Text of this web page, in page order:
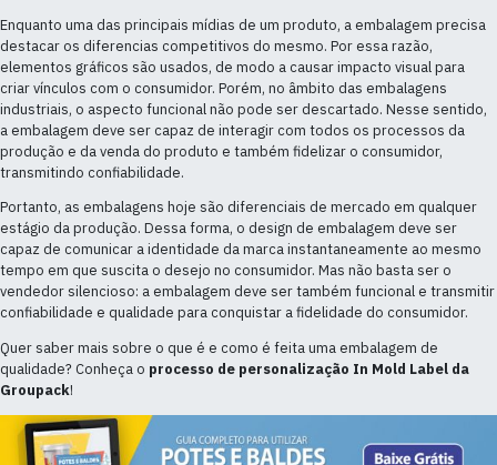
Enquanto uma das principais mídias de um produto, a embalagem precisa
destacar os diferencias competitivos do mesmo. Por essa razão,
elementos gráficos são usados, de modo a causar impacto visual para
criar vínculos com o consumidor. Porém, no âmbito das embalagens
industriais, o aspecto funcional não pode ser descartado. Nesse sentido,
a embalagem deve ser capaz de interagir com todos os processos da
produção e da venda do produto e também fidelizar o consumidor,
transmitindo confiabilidade.
Portanto, as embalagens hoje são diferenciais de mercado em qualquer
estágio da produção. Dessa forma, o design de embalagem deve ser
capaz de comunicar a identidade da marca instantaneamente ao mesmo
tempo em que suscita o desejo no consumidor. Mas não basta ser o
vendedor silencioso: a embalagem deve ser também funcional e transmitir
confiabilidade e qualidade para conquistar a fidelidade do consumidor.
Quer saber mais sobre o que é e como é feita uma embalagem de
qualidade? Conheça o processo de personalização In Mold Label da
Groupack!